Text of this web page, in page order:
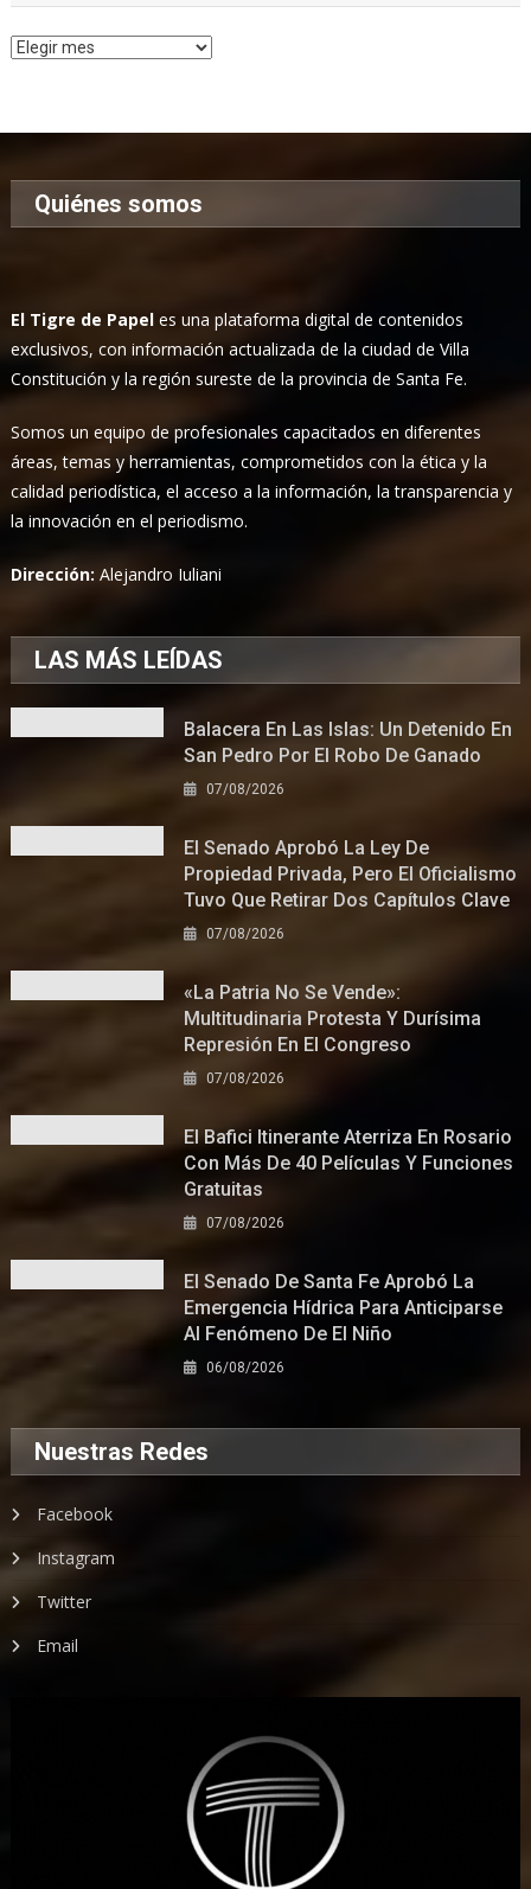
Archivo
Quiénes somos
El Tigre de Papel es una plataforma digital de contenidos
exclusivos, con información actualizada de la ciudad de Villa
Constitución y la región sureste de la provincia de Santa Fe.
Somos un equipo de profesionales capacitados en diferentes
áreas, temas y herramientas, comprometidos con la ética y la
calidad periodística, el acceso a la información, la transparencia y
la innovación en el periodismo.
Dirección:Alejandro Iuliani
LAS MÁS LEÍDAS
Balacera En Las Islas: Un Detenido En
San Pedro Por El Robo De Ganado
07/08/2026
El Senado Aprobó La Ley De
Propiedad Privada, Pero El Oficialismo
Tuvo Que Retirar Dos Capítulos Clave
07/08/2026
«La Patria No Se Vende»:
Multitudinaria Protesta Y Durísima
Represión En El Congreso
07/08/2026
El Bafici Itinerante Aterriza En Rosario
Con Más De 40 Películas Y Funciones
Gratuitas
07/08/2026
El Senado De Santa Fe Aprobó La
Emergencia Hídrica Para Anticiparse
Al Fenómeno De El Niño
06/08/2026
Nuestras Redes
Facebook
Instagram
Twitter
Email